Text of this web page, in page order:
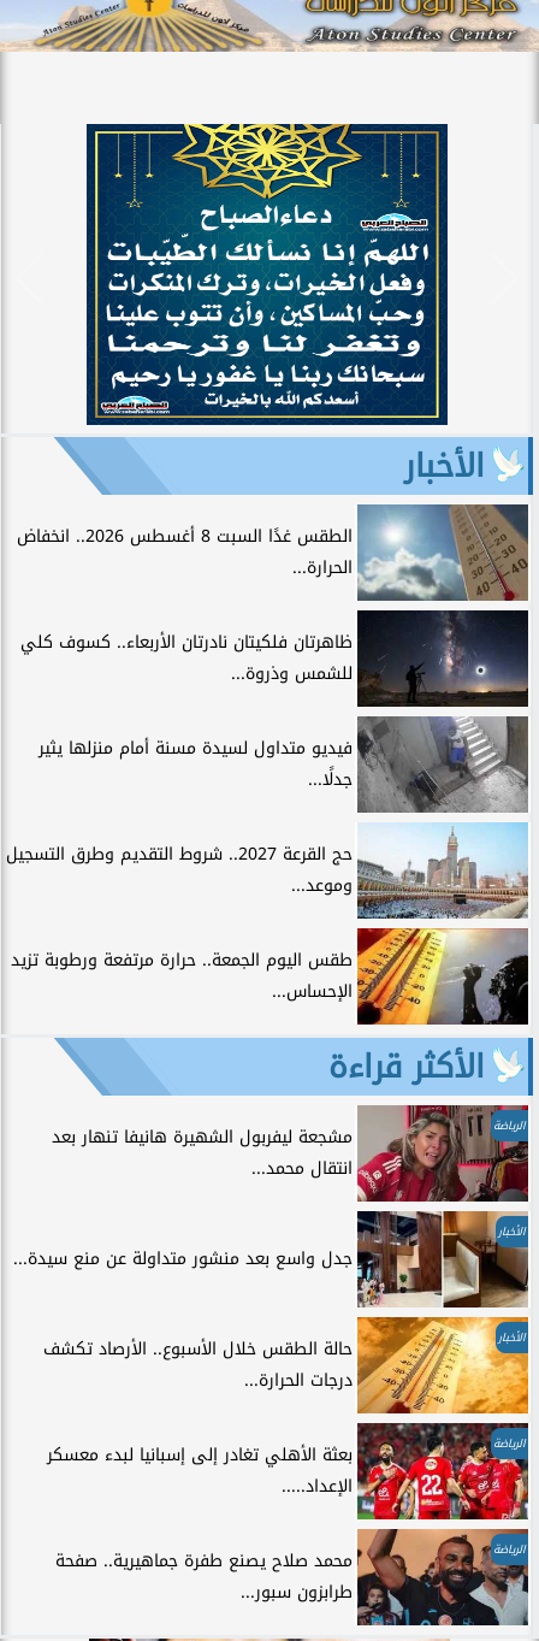
الأخبار
الطقس غدًا السبت 8 أغسطس 2026.. انخفاض
الحرارة...
ظاهرتان فلكيتان نادرتان الأربعاء.. كسوف كلي
للشمس وذروة...
فيديو متداول لسيدة مسنة أمام منزلها يثير
جدلًا...
حج القرعة 2027.. شروط التقديم وطرق التسجيل
وموعد...
طقس اليوم الجمعة.. حرارة مرتفعة ورطوبة تزيد
الإحساس...
الأكثر قراءة
الرياضة
مشجعة ليفربول الشهيرة هانيفا تنهار بعد
انتقال محمد...
الأخبار
جدل واسع بعد منشور متداولة عن منع سيدة...
الأخبار
حالة الطقس خلال الأسبوع.. الأرصاد تكشف
درجات الحرارة...
الرياضة
بعثة الأهلي تغادر إلى إسبانيا لبدء معسكر
الإعداد.....
الرياضة
محمد صلاح يصنع طفرة جماهيرية.. صفحة
طرابزون سبور...